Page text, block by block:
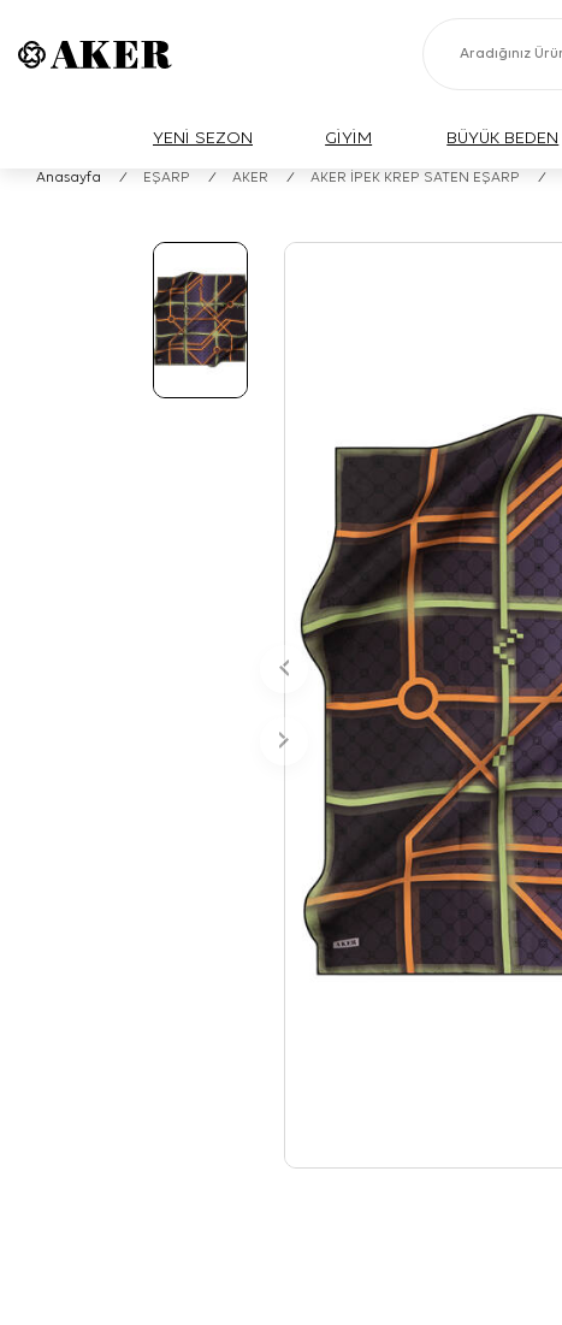
YENİ SEZON GİYİM BÜYÜK BEDEN
Anasayfa / EŞARP / AKER / AKER İPEK KREP SATEN EŞARP /